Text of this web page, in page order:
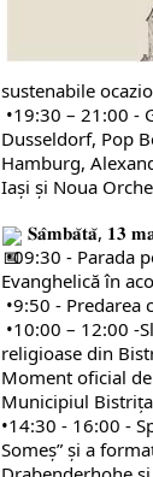
sustenabile
•19:30 – 21:00
Dusseldorf, Pop
Hamburg,
Iași și Noua
𝐒𝐚̂𝐦𝐛𝐚̆𝐭𝐚̆, 𝟏𝟑
•09:30 - Parada
Evanghelică în
•9:50 -
•10:00 – 12:00
religioase din
Moment oficial
Municipiul Bistrița
️•14:30 - 16:00 -
Someș” și a